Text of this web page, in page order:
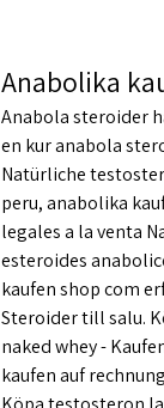
Anabolika
Anabola steroider
en kur anabola
Natürliche
peru, anabolika
legales a la venta
esteroides
kaufen shop com
Steroider till salu.
naked whey -
kaufen auf